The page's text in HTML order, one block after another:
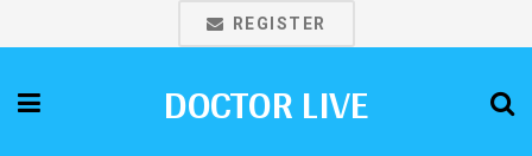
REGISTER
DOCTOR LIVE